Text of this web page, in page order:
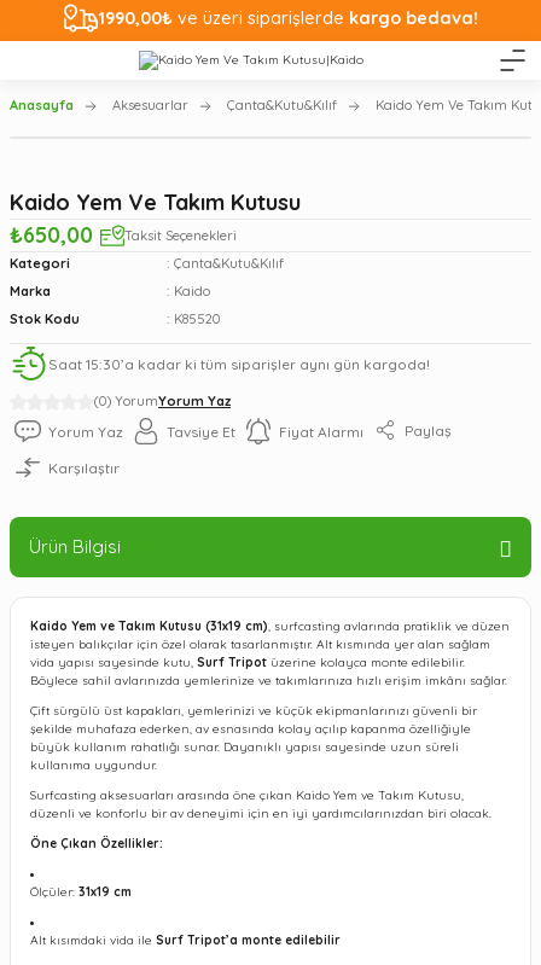
1990,00₺ ve üzeri siparişlerde kargo bedava!
Anasayfa Aksesuarlar Çanta&Kutu&Kılıf Kaido Yem Ve Takım
(0) YorumYorum Yaz
Kaido Yem Ve Takım Kutusu
₺650,00
Taksit Seçenekleri
Kategori
Çanta&Kutu&Kılıf
Marka
Kaido
Stok Kodu
K85520
Saat 15:30’a kadar ki tüm siparişler aynı gün kargoda!
Yorum Yaz Tavsiye Et Fiyat Alarmı Paylaş
Karşılaştır
Ürün Bilgisi
Kaido Yem ve Takım Kutusu (31x19 cm), surfcasting avlarında pratiklik ve düzen
isteyen balıkçılar için özel olarak tasarlanmıştır. Alt kısmında yer alan sağlam
vida yapısı sayesinde kutu, Surf Tripot üzerine kolayca monte edilebilir.
Böylece sahil avlarınızda yemlerinize ve takımlarınıza hızlı erişim imkânı sağlar.
Çift sürgülü üst kapakları, yemlerinizi ve küçük ekipmanlarınızı güvenli bir
şekilde muhafaza ederken, av esnasında kolay açılıp kapanma özelliğiyle
büyük kullanım rahatlığı sunar. Dayanıklı yapısı sayesinde uzun süreli
kullanıma uygundur.
Surfcasting aksesuarları arasında öne çıkan Kaido Yem ve Takım Kutusu,
düzenli ve konforlu bir av deneyimi için en iyi yardımcılarınızdan biri olacak.
Öne Çıkan Özellikler:
Ölçüler: 31x19 cm
Alt kısımdaki vida ile Surf Tripot’a monte edilebilir